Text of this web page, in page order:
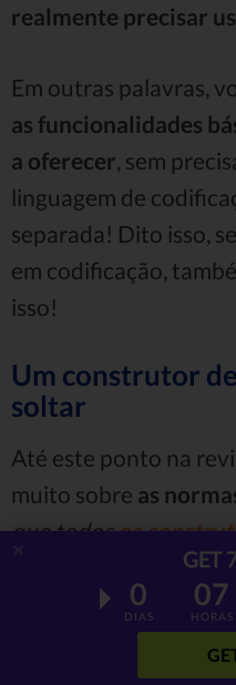
realmente precisar
Em outras palavras,
as funcionalidades
a oferecer , sem
linguagem de
separada! Dito isso,
em codificação,
isso!
Um construtor
soltar
Até este ponto na
muito sobre as
que todosos
devem possuir e por
Bem, a funcionalidade
centro de tais
GET
0
DIAS
07
HORAS